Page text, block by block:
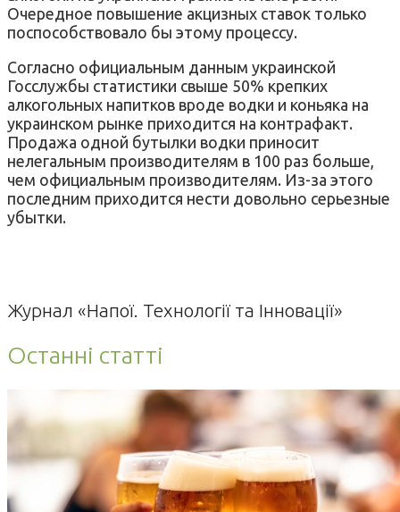
Очередное повышение акцизных ставок только
поспособствовало бы этому процессу.
Согласно официальным данным украинской
Госслужбы статистики свыше 50% крепких
алкогольных напитков вроде водки и коньяка на
украинском рынке приходится на контрафакт.
Продажа одной бутылки водки приносит
нелегальным производителям в 100 раз больше,
чем официальным производителям. Из-за этого
последним приходится нести довольно серьезные
убытки.
Журнал «Напої. Технології та Інновації»
Останні статті